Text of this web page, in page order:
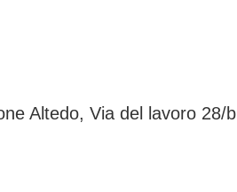
Altedo, Via del lavoro 28/b